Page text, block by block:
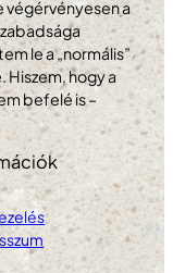
végérvényesen a
le a „normális”
hogy a
befelé is –